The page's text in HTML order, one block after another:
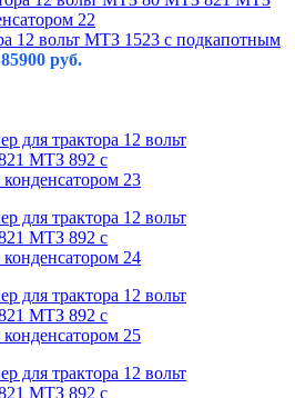
12 вольт МТЗ 1523 c подкапотным
85900 руб.